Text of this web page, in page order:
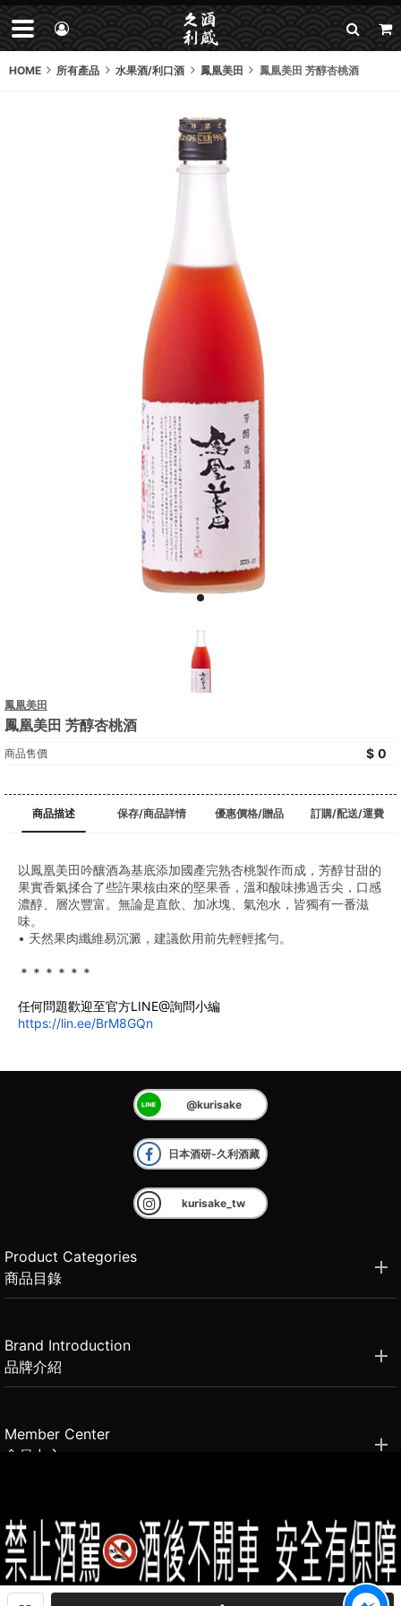
HOME 所有產品 水果酒/利口酒 鳳凰美田 鳳凰美田 芳醇杏桃酒
鳳凰美田
鳳凰美田 芳醇杏桃酒
商品售價 0
商品描述 保存/商品詳情 優惠價格/贈品 訂購/配送/運費
以鳳凰美田吟釀酒為基底添加國產完熟杏桃製作而成，芳醇甘甜的
果實香氣揉合了些許果核由來的堅果香，溫和酸味拂過舌尖，口感
濃醇、層次豐富。無論是直飲、加冰塊、氣泡水，皆獨有一番滋
味。
• 天然果肉纖維易沉澱，建議飲用前先輕輕搖勻。
＊＊＊＊＊＊
任何問題歡迎至官方LINE@詢問小編
https://lin.ee/BrM8GQn
@kurisake
日本酒研-久利酒藏
kurisake_tw
Product Categories
商品目錄
Brand Introduction
品牌介紹
Member Center
會員中心
2021思橙國際有限公司 版權所有 禁止轉貼節錄 All rights reserved.